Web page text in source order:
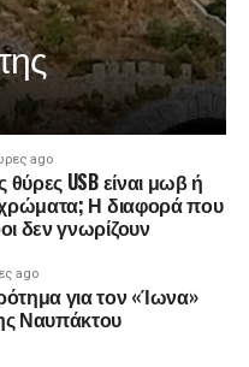
ago
θύρες USB είναι μωβ ή
χρώματα; Η διαφορά που
δεν γνωρίζουν
ago
για τον «Ίωνα»
Ναυπάκτου